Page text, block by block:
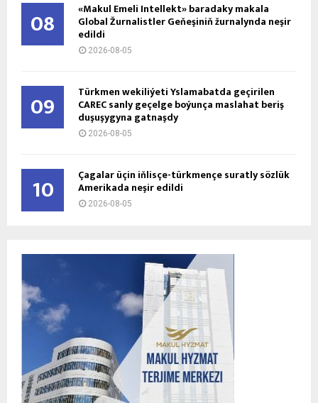
08 «Makul Emeli Intellekt» baradaky makala
Global Žurnalistler Geňeşiniň žurnalynda neşir
edildi
2026-08-05
09 Türkmen wekiliýeti Yslamabatda geçirilen
CAREC sanly geçelge boýunça maslahat beriş
duşuşygyna gatnaşdy
2026-08-05
10 Çagalar üçin iňlisçe-türkmençe suratly sözlük
Amerikada neşir edildi
2026-08-05